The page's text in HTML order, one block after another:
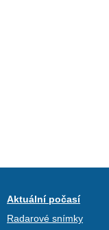
Aktuální počasí
Radarové snímky